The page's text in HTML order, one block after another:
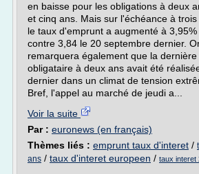
en baisse pour les obligations à deux
et cinq ans. Mais sur l'échéance à trois
le taux d'emprunt a augmenté à 3,95%
contre 3,84 le 20 septembre dernier.
remarquera également que la dernière
obligataire à deux ans avait été
dernier dans un climat de tension
Bref, l'appel au marché de jeudi a...
Voir la suite
Par : euronews (en français)
Thèmes liés : emprunt taux d'interet /
ans / taux d'interet europeen / taux interet